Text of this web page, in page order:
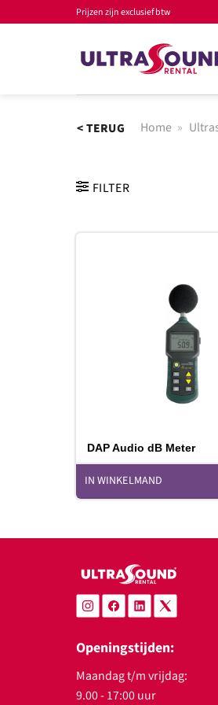
naar
Prijzen zijn exclusief btw
< TERUG Home »
FILTER
DAP Audio dB Meter
IN WINKELMAND
Openingstijden:
Maandag t/m vrijdag:
9.00 - 17:00 uur